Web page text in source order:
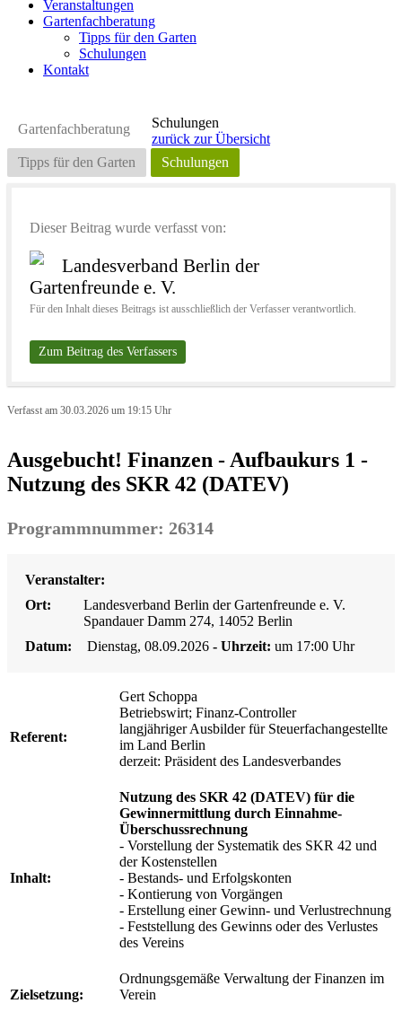
Veranstaltungen
Gartenfachberatung
Tipps für den Garten
Schulungen
Kontakt
Gartenfachberatung
Tipps für den Garten Schulungen
Schulungen
zurück zur Übersicht
Dieser Beitrag wurde verfasst von:
Landesverband Berlin der
Gartenfreunde e. V.
Für den Inhalt dieses Beitrags ist ausschließlich der Verfasser verantwortlich.
Zum Beitrag des Verfassers
Verfasst am 30.03.2026 um 19:15 Uhr
Ausgebucht! Finanzen - Aufbaukurs 1 -
Nutzung des SKR 42 (DATEV)
Programmnummer: 26314
Veranstalter:
Ort:
Landesverband Berlin der Gartenfreunde e. V.
Spandauer Damm 274, 14052 Berlin
Datum:
Dienstag, 08.09.2026 - Uhrzeit: um 17:00 Uhr
Referent:
Gert Schoppa
Betriebswirt; Finanz-Controller
langjähriger Ausbilder für Steuerfachangestellte
im Land Berlin
derzeit: Präsident des Landesverbandes
Inhalt:
Nutzung des SKR 42 (DATEV) für die
Gewinnermittlung durch Einnahme-
Überschussrechnung
- Vorstellung der Systematik des SKR 42 und
der Kostenstellen
- Bestands- und Erfolgskonten
- Kontierung von Vorgängen
- Erstellung einer Gewinn- und Verlustrechnung
- Feststellung des Gewinns oder des Verlustes
des Vereins
Zielsetzung:
Ordnungsgemäße Verwaltung der Finanzen im
Verein